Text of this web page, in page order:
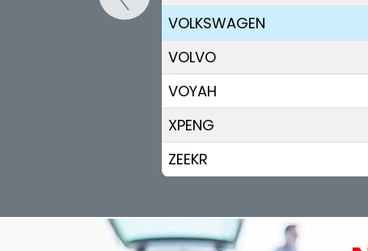
VOLKSWAGEN
VOLVO
VOYAH
XPENG
ZEEKR